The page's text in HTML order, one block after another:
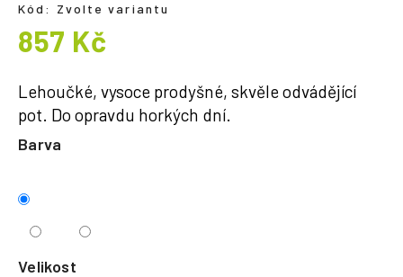
Lehoučké, vysoce prodyšné, skvěle odvádějící
pot. Do opravdu horkých dní.
Barva
Velikost
Kód: Zvolte variantu
857 Kč
cena: